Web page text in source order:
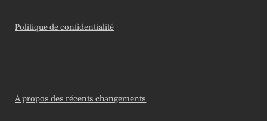
Politique de confidentialité
À propos des récents changements